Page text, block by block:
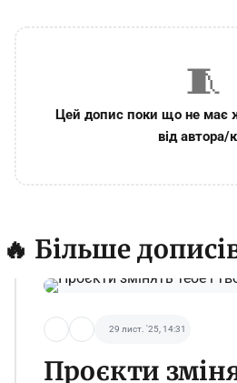
🧵
Цей допис поки що не має
від автора/
🔥 Більше
29 лист. '25, 14:31
Проєкти